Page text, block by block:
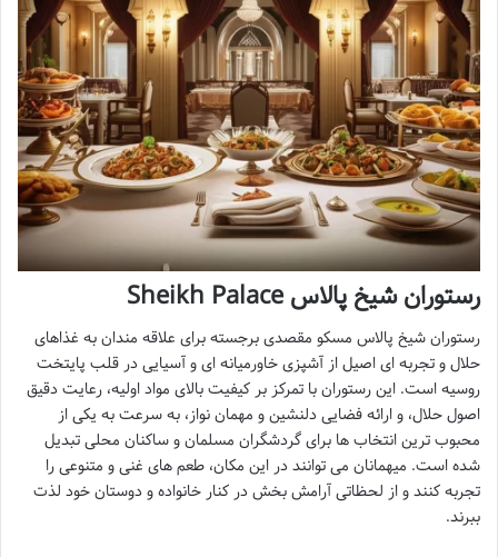
رستوران شیخ پالاس Sheikh Palace
رستوران شیخ پالاس مسکو مقصدی برجسته برای علاقه مندان به غذاهای
حلال و تجربه ای اصیل از آشپزی خاورمیانه ای و آسیایی در قلب پایتخت
روسیه است. این رستوران با تمرکز بر کیفیت بالای مواد اولیه، رعایت دقیق
اصول حلال، و ارائه فضایی دلنشین و مهمان نواز، به سرعت به یکی از
محبوب ترین انتخاب ها برای گردشگران مسلمان و ساکنان محلی تبدیل
شده است. میهمانان می توانند در این مکان، طعم های غنی و متنوعی را
تجربه کنند و از لحظاتی آرامش بخش در کنار خانواده و دوستان خود لذت
ببرند.